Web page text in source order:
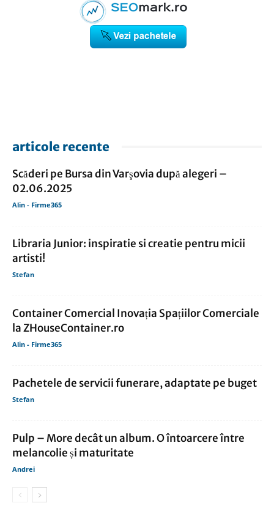
articole recente
Scăderi pe Bursa din Varşovia după alegeri –
02.06.2025
Alin - Firme365
Libraria Junior: inspiratie si creatie pentru micii
artisti!
Stefan
Container Comercial Inovația Spațiilor Comerciale
la ZHouseContainer.ro
Alin - Firme365
Pachetele de servicii funerare, adaptate pe buget
Stefan
Pulp – More decât un album. O întoarcere între
melancolie și maturitate
Andrei